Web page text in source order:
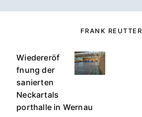
FRANK REUTTER
Wiedereröf
fnung der
sanierten
Neckartals
porthalle in Wernau